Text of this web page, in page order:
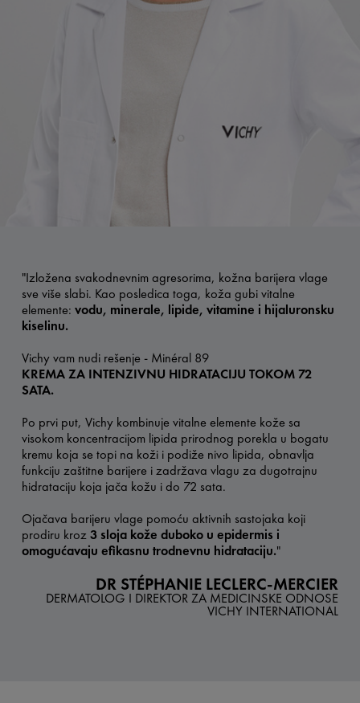
"Izložena svakodnevnim agresorima, kožna barijera vlage
sve više slabi. Kao posledica toga, koža gubi vitalne
elemente: vodu, minerale, lipide, vitamine i hijaluronsku
kiselinu. ​
Vichy vam nudi rešenje - Minéral 89
KREMA ZA INTENZIVNU HIDRATACIJU TOKOM 72
SATA.
Po prvi put, Vichy kombinuje vitalne elemente kože sa
visokom koncentracijom lipida prirodnog porekla u bogatu
kremu koja se topi na koži i podiže nivo lipida, obnavlja
funkciju zaštitne barijere i zadržava vlagu za dugotrajnu
hidrataciju koja jača kožu i do 72 sata.
Ojačava barijeru vlage pomoću aktivnih sastojaka koji
prodiru kroz3 sloja kože duboko u epidermis i
omogućavaju efikasnu trodnevnu hidrataciju."
DR STÉPHANIE LECLERC-MERCIER
DERMATOLOG I DIREKTOR ZA MEDICINSKE ODNOSE
VICHY INTERNATIONAL